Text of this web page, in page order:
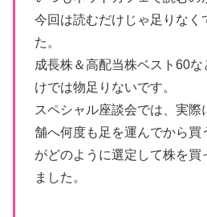
今回は読むだけじゃ足りなく
た。
成長株＆高配当株ベスト60
けでは物足りないです。
スペシャル座談会では、実際
舗へ何度も足を運んでから買
がどのように選定して株を買
ました。